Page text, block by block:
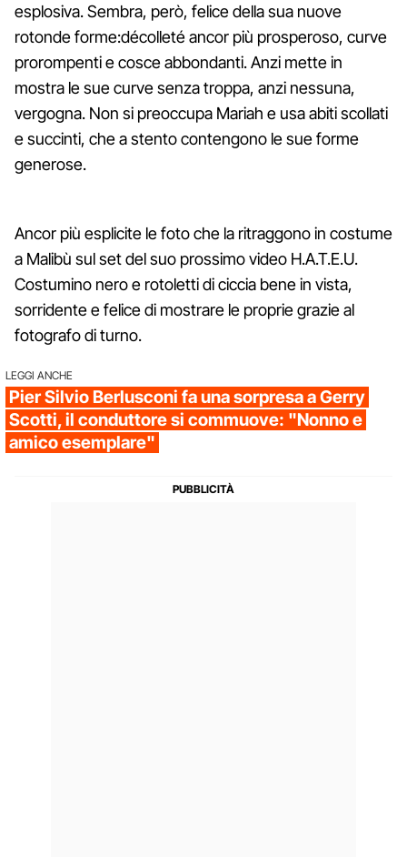
esplosiva. Sembra, però, felice della sua nuove
rotonde forme:décolleté ancor più prosperoso, curve
prorompenti e cosce abbondanti. Anzi mette in
mostra le sue curve senza troppa, anzi nessuna,
vergogna. Non si preoccupa Mariah e usa abiti scollati
e succinti, che a stento contengono le sue forme
generose.
Ancor più esplicite le foto che la ritraggono in costume
a Malibù sul set del suo prossimo video H.A.T.E.U.
Costumino nero e rotoletti di ciccia bene in vista,
sorridente e felice di mostrare le proprie grazie al
fotografo di turno.
LEGGI ANCHE
Pier Silvio Berlusconi fa una sorpresa a Gerry
Scotti, il conduttore si commuove: "Nonno e
amico esemplare"